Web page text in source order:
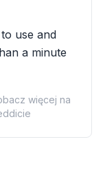
use and
a minute
więcej na